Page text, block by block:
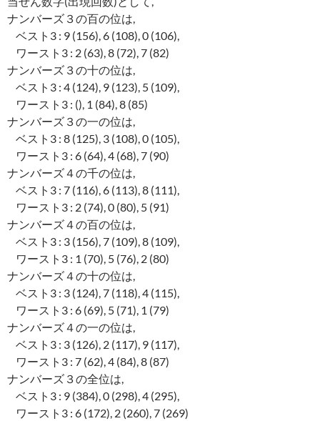
ナンバーズ３の百の位は,
ベスト3 : 9 (156), 6 (108), 0 (106),
ワースト3 : 2 (63), 8 (72), 7 (82)
ナンバーズ３の十の位は,
ベスト3 : 4 (124), 9 (123), 5 (109),
ワースト3 : (), 1 (84), 8 (85)
ナンバーズ３の一の位は,
ベスト3 : 8 (125), 3 (108), 0 (105),
ワースト3 : 6 (64), 4 (68), 7 (90)
ナンバーズ４の千の位は,
ベスト3 : 7 (116), 6 (113), 8 (111),
ワースト3 : 2 (74), 0 (80), 5 (91)
ナンバーズ４の百の位は,
ベスト3 : 3 (156), 7 (109), 8 (109),
ワースト3 : 1 (70), 5 (76), 2 (80)
ナンバーズ４の十の位は,
ベスト3 : 3 (124), 7 (118), 4 (115),
ワースト3 : 6 (69), 5 (71), 1 (79)
ナンバーズ４の一の位は,
ベスト3 : 3 (126), 2 (117), 9 (117),
ワースト3 : 7 (62), 4 (84), 8 (87)
ナンバーズ３の全位は,
ベスト3 : 9 (384), 0 (298), 4 (295),
ワースト3 : 6 (172), 2 (260), 7 (269)